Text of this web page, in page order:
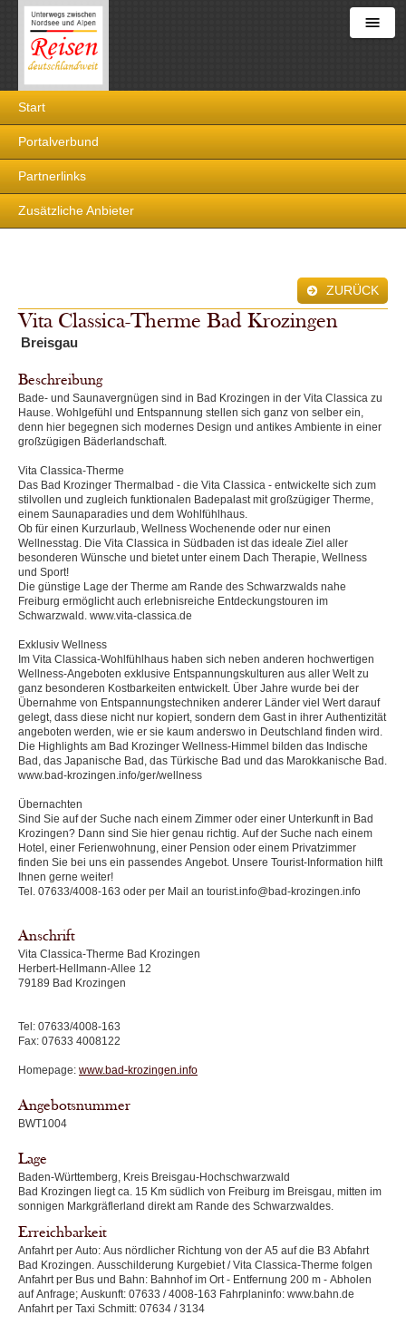
deutschlandweit
Start
Portalverbund
Partnerlinks
Zusätzliche Anbieter
ZURÜCK
Vita Classica-Therme Bad Krozingen
Breisgau
Beschreibung
Bade- und Saunavergnügen sind in Bad Krozingen in der Vita Classica zu
Hause. Wohlgefühl und Entspannung stellen sich ganz von selber ein,
denn hier begegnen sich modernes Design und antikes Ambiente in einer
großzügigen Bäderlandschaft.
Vita Classica-Therme
Das Bad Krozinger Thermalbad - die Vita Classica - entwickelte sich zum
stilvollen und zugleich funktionalen Badepalast mit großzügiger Therme,
einem Saunaparadies und dem Wohlfühlhaus.
Ob für einen Kurzurlaub, Wellness Wochenende oder nur einen
Wellnesstag. Die Vita Classica in Südbaden ist das ideale Ziel aller
besonderen Wünsche und bietet unter einem Dach Therapie, Wellness
und Sport!
Die günstige Lage der Therme am Rande des Schwarzwalds nahe
Freiburg ermöglicht auch erlebnisreiche Entdeckungstouren im
Schwarzwald. www.vita-classica.de
Exklusiv Wellness
Im Vita Classica-Wohlfühlhaus haben sich neben anderen hochwertigen
Wellness-Angeboten exklusive Entspannungskulturen aus aller Welt zu
ganz besonderen Kostbarkeiten entwickelt. Über Jahre wurde bei der
Übernahme von Entspannungstechniken anderer Länder viel Wert darauf
gelegt, dass diese nicht nur kopiert, sondern dem Gast in ihrer Authentizität
angeboten werden, wie er sie kaum anderswo in Deutschland finden wird.
Die Highlights am Bad Krozinger Wellness-Himmel bilden das Indische
Bad, das Japanische Bad, das Türkische Bad und das Marokkanische Bad.
www.bad-krozingen.info/ger/wellness
Übernachten
Sind Sie auf der Suche nach einem Zimmer oder einer Unterkunft in Bad
Krozingen? Dann sind Sie hier genau richtig. Auf der Suche nach einem
Hotel, einer Ferienwohnung, einer Pension oder einem Privatzimmer
finden Sie bei uns ein passendes Angebot. Unsere Tourist-Information hilft
Ihnen gerne weiter!
Tel. 07633/4008-163 oder per Mail an tourist.info@bad-krozingen.info
Anschrift
Vita Classica-Therme Bad Krozingen
Herbert-Hellmann-Allee 12
79189 Bad Krozingen
Tel: 07633/4008-163
Fax: 07633 4008122
Homepage: www.bad-krozingen.info
Angebotsnummer
BWT1004
Lage
Baden-Württemberg, Kreis Breisgau-Hochschwarzwald
Bad Krozingen liegt ca. 15 Km südlich von Freiburg im Breisgau, mitten im
sonnigen Markgräflerland direkt am Rande des Schwarzwaldes.
Erreichbarkeit
Anfahrt per Auto: Aus nördlicher Richtung von der A5 auf die B3 Abfahrt
Bad Krozingen. Ausschilderung Kurgebiet / Vita Classica-Therme folgen
Anfahrt per Bus und Bahn: Bahnhof im Ort - Entfernung 200 m - Abholen
auf Anfrage; Auskunft: 07633 / 4008-163 Fahrplaninfo: www.bahn.de
Anfahrt per Taxi Schmitt: 07634 / 3134